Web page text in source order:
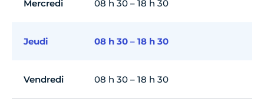
Mercredi 08 h 30 – 18 h 30
Jeudi 08 h 30 – 18 h 30
Vendredi 08 h 30 – 18 h 30